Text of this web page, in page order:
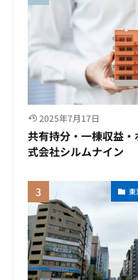
2025年7月17日
共有持分・一棟収益
式会社シルムナイン
東